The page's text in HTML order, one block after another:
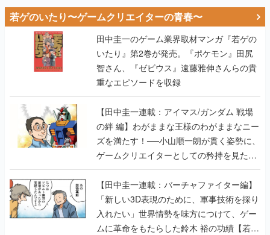
若ゲのいたり〜ゲームクリエイターの青春〜
田中圭一のゲーム業界取材マンガ『若ゲの
いたり』第2巻が発売。『ポケモン』田尻
智さん、『ゼビウス』遠藤雅伸さんらの貴
重なエピソードを収録
【田中圭一連載：アイマス/ガンダム 戦場
の絆 編】わがままな王様のわがままなニー
ズを満たす！──小山順一朗が貫く姿勢に、
ゲームクリエイターとしての矜持を見た
【若ゲのいたり最終回】
【田中圭一連載：バーチャファイター編】
「新しい3D表現のために、軍事技術を採り
入れたい」世界情勢を味方につけて、ゲー
ムに革命をもたらした鈴木 裕の功績【若ゲ